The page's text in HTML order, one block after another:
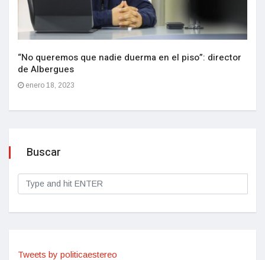
“No queremos que nadie duerma en el piso”: director
de Albergues
enero 18, 2023
Buscar
Tweets by politicaestereo